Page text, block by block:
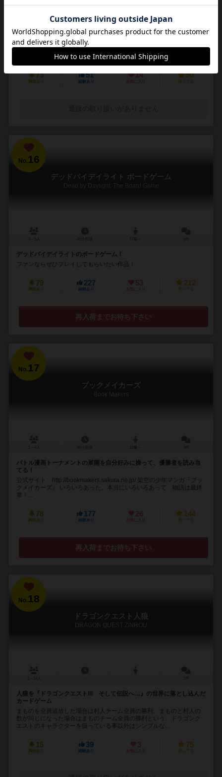
14歳～
悪夢のような街で他の狩人を出し抜いて「血の遺志」を集めろ
ＰＳ４で発売されたフロムソフトウェアのブラッドボーンのカードゲ
ーム化。 かつて栄華を極めた古都ヤーナムでは風土病「獣の病」がは
びこっていた。あなたは「獣の病」の罹患者で...
73
興味あり
51
経験あり
14
お気に入り
50
持ってる
No. 16
デッドバイデイライト ボードゲーム
Dead by Daylight: The Board Game
デッドバイデイライトのボードゲーム！
ファンならぜひプレイしてもらいたい作品！
79
興味あり
227
経験あり
53
お気に入り
212
持ってる
再入荷までお待ち下さい
No.17
ブックメイカーズ
Book Makers
バトル漫画トーナメントの展開を自分好みに操って、優勝者を読み当
てる！
公式サイト http://bookmakers.sakura.ne.jp/ 架空の少年マンガ『ブッ
クメイカーズ』 いろいろあった。本当にいろいろあって、物語は最終
章！...
78
興味あり
177
経験あり
26
お気に入り
144
持ってる
再入荷までお待ち下さい
No.18
ドラゴンクエスト人狼
DRAGON QUEST ZINROU
人狼を『ドラゴンクエストⅢ そして伝説へ…』の世界に落とし込んだ
カードゲーム
まものを全員追放した場合は村人チーム全員の勝利、まものと村人の
数が同じになった場合はまものチーム全員の勝利という、ドラゴンク
エストのキャラクターを扱っている事以外はシンプルな...
15
興味あり
39
経験あり
3
お気に入り
75
持ってる